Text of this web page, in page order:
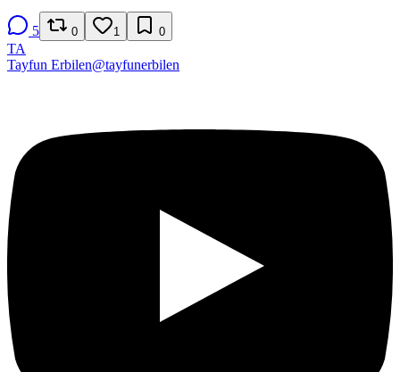
5 0 1 0
TA
Tayfun Erbilen@tayfunerbilen